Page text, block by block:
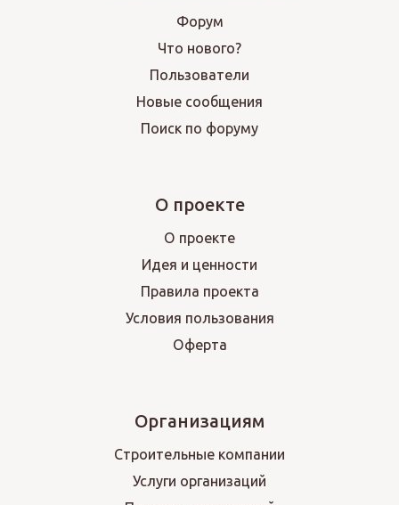
Форум
Что нового?
Пользователи
Новые сообщения
Поиск по форуму
О проекте
О проекте
Идея и ценности
Правила проекта
Условия пользования
Оферта
Организациям
Строительные компании
Услуги организаций